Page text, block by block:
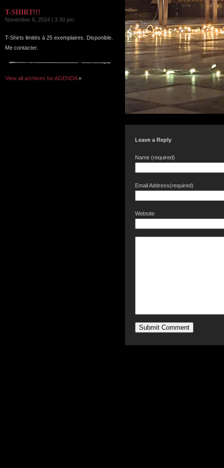
T-SHIRT!!!
November 6, 2024 | 3:30 pm
T-Shirts limités à 25 exemplaires. Disponible.
Me contacter.
View all archives for AGENDA»
Leave a Reply
Name (required)
Email Address(required)
Website